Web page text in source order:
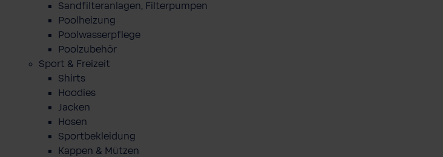
Sandfilteranlagen, Filterpumpen
Poolheizung
Poolwasserpflege
Poolzubehör
Sport & Freizeit
Shirts
Hoodies
Jacken
Hosen
Sportbekleidung
Kappen & Mützen